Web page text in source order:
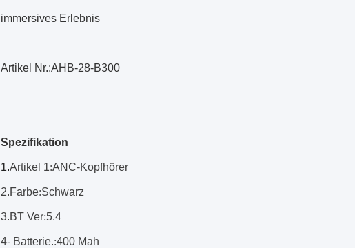
immersives Erlebnis
Artikel Nr.:AHB-28-B300
Spezifikation
1.Artikel 1:ANC-Kopfhörer
2.Farbe:Schwarz
3.BT Ver:5.4
4- Batterie.:400 Mah